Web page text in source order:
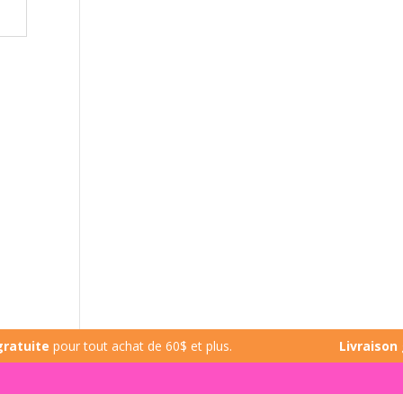
pour tout achat de 60$ et plus. Livraison